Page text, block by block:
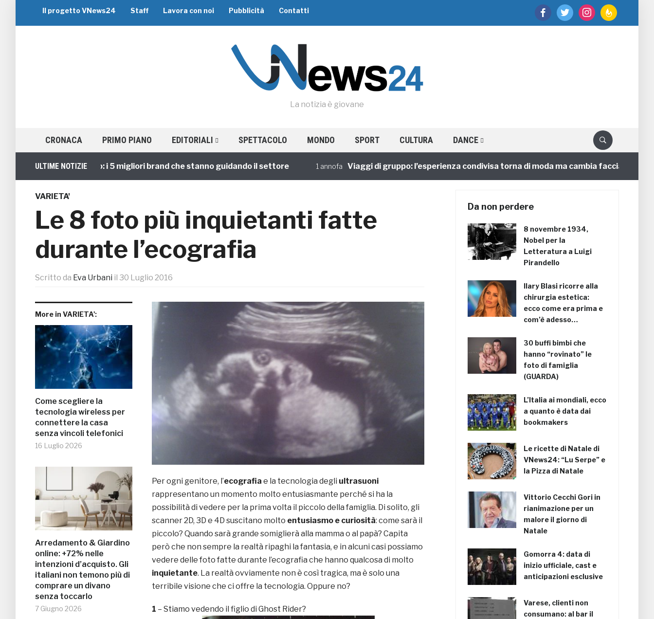
facebooktwitter instagramfeedburner
Il progetto VNews24 Staff Lavora con noi Pubblicità Contatti
La notizia è giovane
CRONACA PRIMO PIANO EDITORIALI SPETTACOLO MONDO SPORT CULTURA DANCE
ULTIME NOTIZIE
Viaggi di Gruppo: i 5 migliori brand che stanno guidando il settore 1 annofa Viaggi di gruppo: l’esperienza condivisa torna di moda ma cambia faccia 4 annifa
VARIETA'
Le 8 foto più inquietanti fatte
durante l’ecografia
Scritto da Eva Urbani il 30 Luglio 2016
More in VARIETA':
Come scegliere la
tecnologia wireless per
connettere la casa
senza vincoli telefonici
16 Luglio 2026
Arredamento & Giardino
online: +72% nelle
intenzioni d’acquisto. Gli
italiani non temono più di
comprare un divano
senza toccarlo
7 Giugno 2026
Per ogni genitore, l’ecografia e la tecnologia degli ultrasuoni
rappresentano un momento molto entusiasmante perché si ha la
possibilità di vedere per la prima volta il piccolo della famiglia. Di solito, gli
scanner 2D, 3D e 4D suscitano molto entusiasmo e curiosità: come sarà il
piccolo? Quando sarà grande somiglierà alla mamma o al papà? Capita
però che non sempre la realtà ripaghi la fantasia, e in alcuni casi possiamo
vedere delle foto fatte durante l’ecografia che hanno qualcosa di molto
inquietante. La realtà ovviamente non è così tragica, ma è solo una
terribile visione che ci offre la tecnologia. Oppure no?
1 – Stiamo vedendo il figlio di Ghost Rider?
Da non perdere
8 novembre 1934,
Nobel per la
Letteratura a Luigi
Pirandello
Ilary Blasi ricorre alla
chirurgia estetica:
ecco come era prima e
com’è adesso…
30 buffi bimbi che
hanno “rovinato” le
foto di famiglia
(GUARDA)
L’Italia ai mondiali, ecco
a quanto è data dai
bookmakers
Le ricette di Natale di
VNews24: “Lu Serpe” e
la Pizza di Natale
Vittorio Cecchi Gori in
rianimazione per un
malore il giorno di
Natale
Gomorra 4: data di
inizio ufficiale, cast e
anticipazioni esclusive
Varese, clienti non
consumano: al bar il